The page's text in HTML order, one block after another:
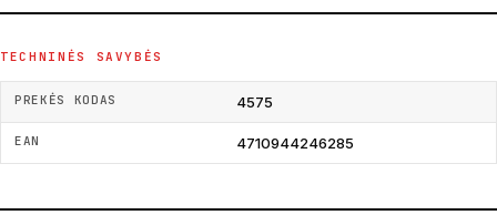
TECHNINĖS SAVYBĖS
PREKĖS KODAS 4575
EAN 4710944246285